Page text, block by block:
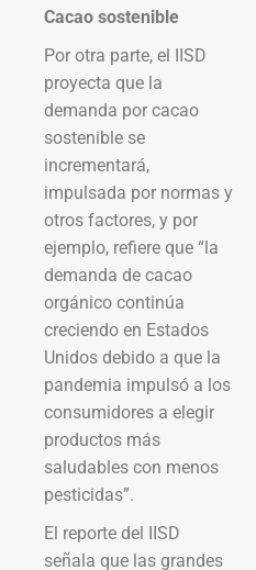
Cacao sostenible
Por otra parte, el IISD
proyecta que la
demanda por cacao
sostenible se
incrementará,
impulsada por normas y
otros factores, y por
ejemplo, refiere que “la
demanda de cacao
orgánico continúa
creciendo en Estados
Unidos debido a que la
pandemia impulsó a los
consumidores a elegir
productos más
saludables con menos
pesticidas”.
El reporte del IISD
señala que las grandes